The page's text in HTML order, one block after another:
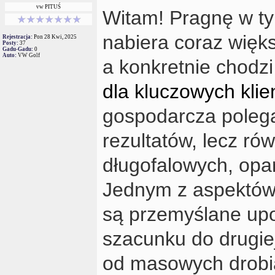
vw PITUŚ
Rejestracja: Pon 28 Kwi, 2025
Posty: 37
Gadu-Gadu: 0
Auto: VW Golf
Witam! Pragnę w
nabiera coraz
a konkretnie
dla kluczowych
gospodarcza
rezultatów, lecz
długofalowych,
Jednym z
są przemyślane
szacunku do
od masowych